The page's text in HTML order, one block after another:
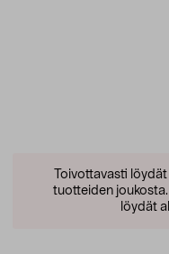
Toivottavasti löydät
tuotteiden joukosta.
löydät